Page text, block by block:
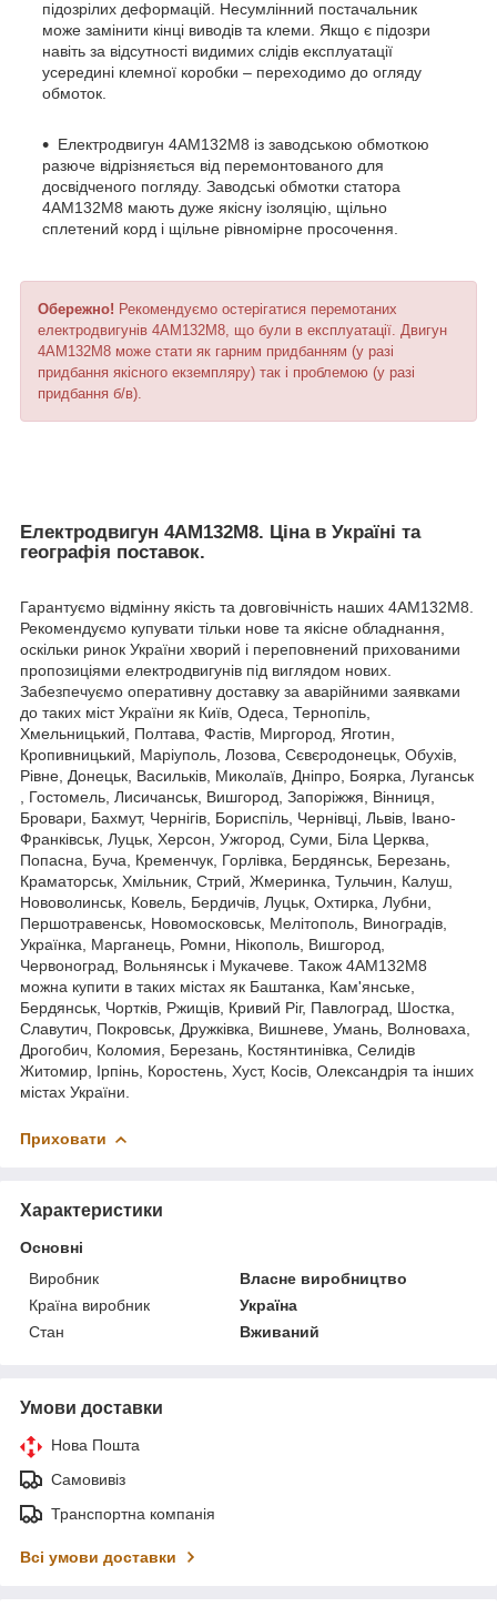
підозрілих деформацій. Несумлінний постачальник
може замінити кінці виводів та клеми. Якщо є підозри
навіть за відсутності видимих слідів експлуатації
усередині клемної коробки – переходимо до огляду
обмоток.
Електродвигун 4АМ132М8 із заводською обмоткою
разюче відрізняється від перемонтованого для
досвідченого погляду. Заводські обмотки статора
4АМ132М8 мають дуже якісну ізоляцію, щільно
сплетений корд і щільне рівномірне просочення.
Обережно! Рекомендуємо остерігатися перемотаних
електродвигунів 4АМ132М8, що були в експлуатації. Двигун
4АМ132М8 може стати як гарним придбанням (у разі
придбання якісного екземпляру) так і проблемою (у разі
придбання б/в).
Електродвигун 4АМ132М8. Ціна в Україні та
географія поставок.
Гарантуємо відмінну якість та довговічність наших 4АМ132М8.
Рекомендуємо купувати тільки нове та якісне обладнання,
оскільки ринок України хворий і переповнений прихованими
пропозиціями електродвигунів під виглядом нових.
Забезпечуємо оперативну доставку за аварійними заявками
до таких міст України як Київ, Одеса, Тернопіль,
Хмельницький, Полтава, Фастів, Миргород, Яготин,
Кропивницький, Маріуполь, Лозова, Сєвєродонецьк, Обухів,
Рівне, Донецьк, Васильків, Миколаїв, Дніпро, Боярка, Луганськ
, Гостомель, Лисичанськ, Вишгород, Запоріжжя, Вінниця,
Бровари, Бахмут, Чернігів, Бориспіль, Чернівці, Львів, Івано-
Франківськ, Луцьк, Херсон, Ужгород, Суми, Біла Церква,
Попасна, Буча, Кременчук, Горлівка, Бердянськ, Березань,
Краматорськ, Хмільник, Стрий, Жмеринка, Тульчин, Калуш,
Нововолинськ, Ковель, Бердичів, Луцьк, Охтирка, Лубни,
Першотравенськ, Новомосковськ, Мелітополь, Виноградів,
Українка, Марганець, Ромни, Нікополь, Вишгород,
Червоноград, Вольнянськ і Мукачеве. Також 4АМ132М8
можна купити в таких містах як Баштанка, Кам'янське,
Бердянськ, Чортків, Ржищів, Кривий Ріг, Павлоград, Шостка,
Славутич, Покровськ, Дружківка, Вишневе, Умань, Волноваха,
Дрогобич, Коломия, Березань, Костянтинівка, Селидів
Житомир, Ірпінь, Коростень, Хуст, Косів, Олександрія та інших
містах України.
Приховати
Характеристики
Основні
Виробник
Власне виробництво
Країна виробник
Україна
Стан
Вживаний
Умови доставки
Нова Пошта
Самовивіз
Транспортна компанія
Всі умови доставки